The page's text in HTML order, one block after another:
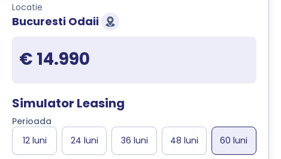
Locatie
Bucuresti Odaii
€ 14.990
Simulator Leasing
Perioada